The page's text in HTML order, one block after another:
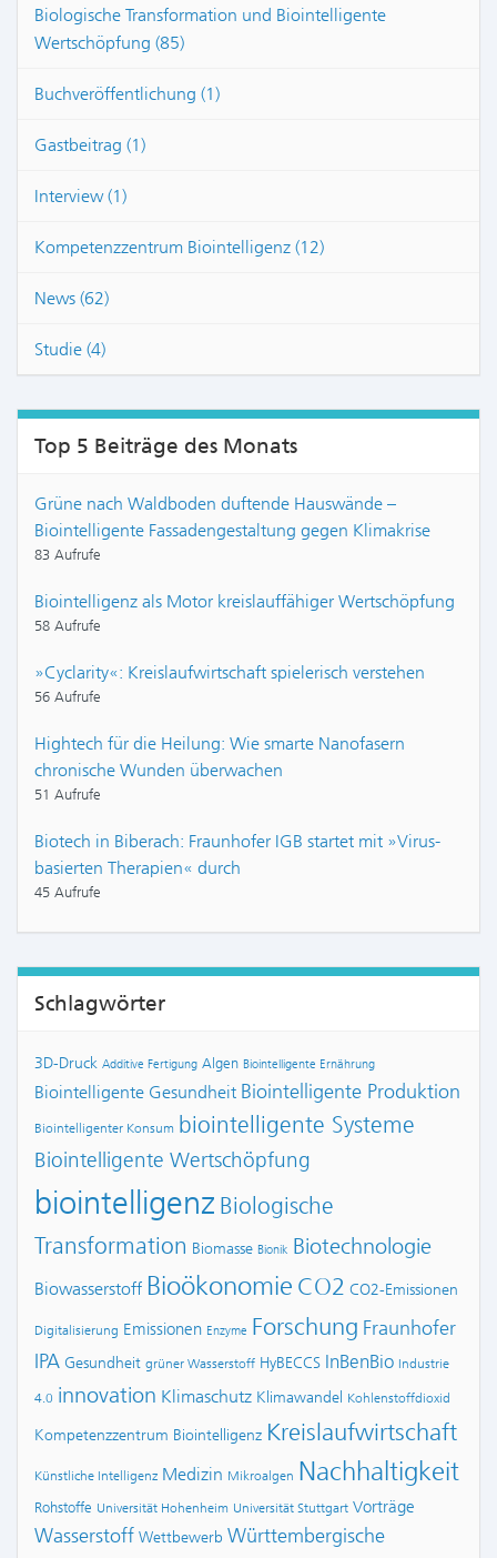
Biologische Transformation und Biointelligente
Wertschöpfung (85)
Buchveröffentlichung (1)
Gastbeitrag (1)
Interview (1)
Kompetenzzentrum Biointelligenz (12)
News (62)
Studie (4)
Top 5 Beiträge des Monats
Grüne nach Waldboden duftende Hauswände –
Biointelligente Fassadengestaltung gegen Klimakrise
83 Aufrufe
Biointelligenz als Motor kreislauffähiger Wertschöpfung
58 Aufrufe
»Cyclarity«: Kreislaufwirtschaft spielerisch verstehen
56 Aufrufe
Hightech für die Heilung: Wie smarte Nanofasern
chronische Wunden überwachen
51 Aufrufe
Biotech in Biberach: Fraunhofer IGB startet mit »Virus-
basierten Therapien« durch
45 Aufrufe
Schlagwörter
3D-Druck Additive Fertigung Algen Biointelligente Ernährung
Biointelligente Gesundheit Biointelligente Produktion
Biointelligenter Konsum biointelligente Systeme
Biointelligente Wertschöpfung
biointelligenz Biologische
Transformation Biomasse Bionik Biotechnologie
Biowasserstoff Bioökonomie CO2 CO2-Emissionen
Digitalisierung Emissionen Enzyme Forschung Fraunhofer
IPA Gesundheit grüner Wasserstoff HyBECCS InBenBio Industrie
4.0 innovation Klimaschutz Klimawandel Kohlenstoffdioxid
Kompetenzzentrum Biointelligenz Kreislaufwirtschaft
Künstliche Intelligenz Medizin Mikroalgen Nachhaltigkeit
Rohstoffe Universität Hohenheim Universität Stuttgart Vorträge
Wasserstoff Wettbewerb Württembergische